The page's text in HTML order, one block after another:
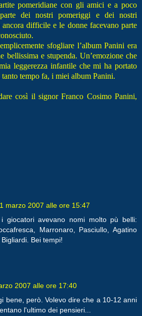
pomeridiane con gli amici e a poco
dei nostri pomeriggi e dei nostri
difficile e le donne facevano parte
sfogliare l’album Panini era
bellissima e stupenda. Un’emozione che
leggerezza infantile che mi ha portato
tempo fa, i miei album Panini.
così il signor Franco Cosimo Panini,
marzo 2007 alle ore 15:47
giocatori avevano nomi molto pù belli:
Marronaro, Pasciullo, Agatino
Bei tempi!
2007 alle ore 17:40
bene, però. Volevo dire che a 10-12 anni
l'ultimo dei pensieri...